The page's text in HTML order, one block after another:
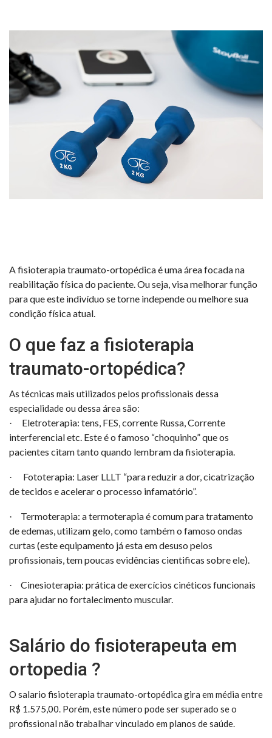
A fisioterapia traumato-ortopédica é uma área focada na
reabilitação física do paciente. Ou seja, visa melhorar função
para que este indivíduo se torne independe ou melhore sua
condição física atual.
O que faz a fisioterapia
traumato-ortopédica?
As técnicas mais utilizados pelos profissionais dessa
especialidade ou dessa área são:
·
Eletroterapia: tens, FES, corrente Russa, Corrente
interferencial etc. Este é o famoso “choquinho” que os
pacientes citam tanto quando lembram da fisioterapia.
·
Fototerapia: Laser LLLT “para reduzir a dor, cicatrização
de tecidos e acelerar o processo infamatório”.
·
Termoterapia: a termoterapia é comum para tratamento
de edemas, utilizam gelo, como também o famoso ondas
curtas (este equipamento já esta em desuso pelos
profissionais, tem poucas evidências cientificas sobre ele).
·
Cinesioterapia: prática de exercícios cinéticos funcionais
para ajudar no fortalecimento muscular.
Salário do fisioterapeuta em
ortopedia ?
O salario fisioterapia traumato-ortopédica gira em média entre
R$ 1.575,00. Porém, este número pode ser superado se o
profissional não trabalhar vinculado em planos de saúde.